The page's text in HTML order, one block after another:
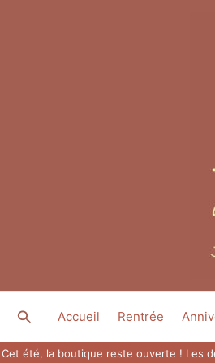
Rechercher
Accueil Rentrée
Cet été, la boutique reste ouverte ! Les